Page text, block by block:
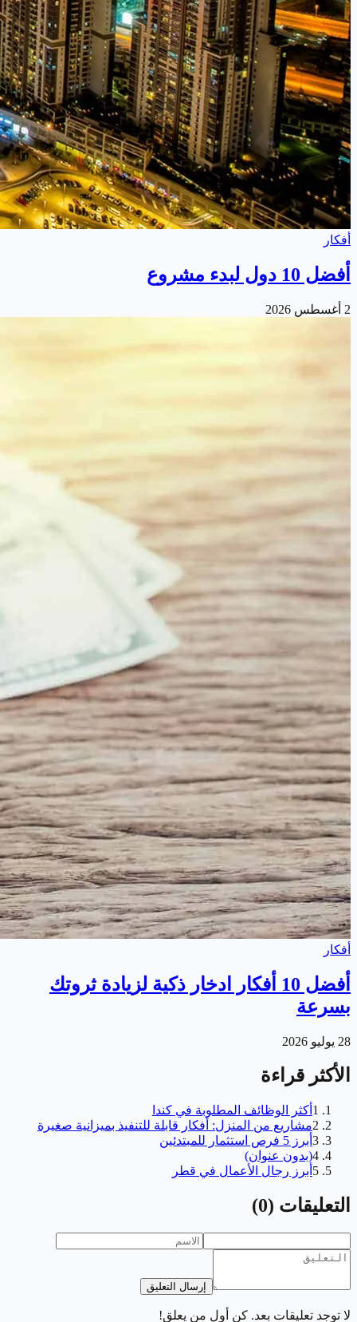
أفكار
أفضل 10 دول لبدء مشروع
2 أغسطس 2026
أفكار
أفضل 10 أفكار ادخار ذكية لزيادة ثروتك
بسرعة
28 يوليو 2026
الأكثر قراءة
1 أكثر الوظائف المطلوبة في كندا
2مشاريع من المنزل: أفكار قابلة للتنفيذ بميزانية صغيرة
3 أبرز 5 فرص استثمار للمبتدئين
4(بدون عنوان)
5 أبرز رجال الأعمال في قطر
التعليقات (
0
)
إرسال التعليق
لا توجد تعليقات بعد. كن أول من يعلق!